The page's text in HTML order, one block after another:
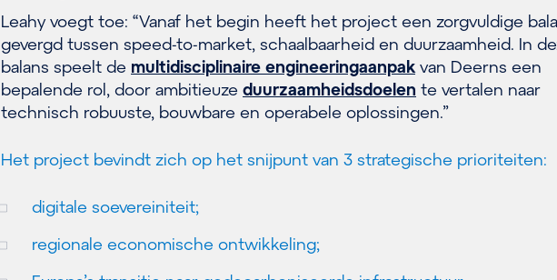
Leahy voegt toe: “Vanaf het begin heeft het project een zorgvuldige
gevergd tussen speed-to-market, schaalbaarheid en duurzaamheid. In
balans speelt de multidisciplinaire engineeringaanpak van Deerns een
bepalende rol, door ambitieuze duurzaamheidsdoelen te vertalen naar
technisch robuuste, bouwbare en operabele oplossingen.”
Het project bevindt zich op het snijpunt van 3 strategische prioriteiten:
digitale soevereiniteit;
regionale economische ontwikkeling;